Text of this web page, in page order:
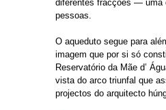
diferentes fracções — uma
pessoas.
O aqueduto segue para
imagem que por si só
Reservatório da Mãe d’
vista do arco triunfal que
projectos do arquitecto